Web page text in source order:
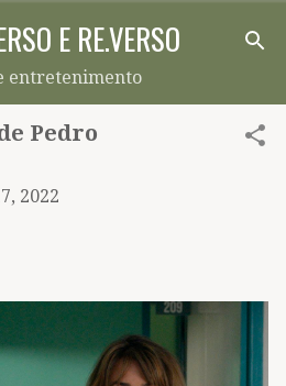
conteúdo principal
E RE.VERSO
entretenimento
Pedro
2022